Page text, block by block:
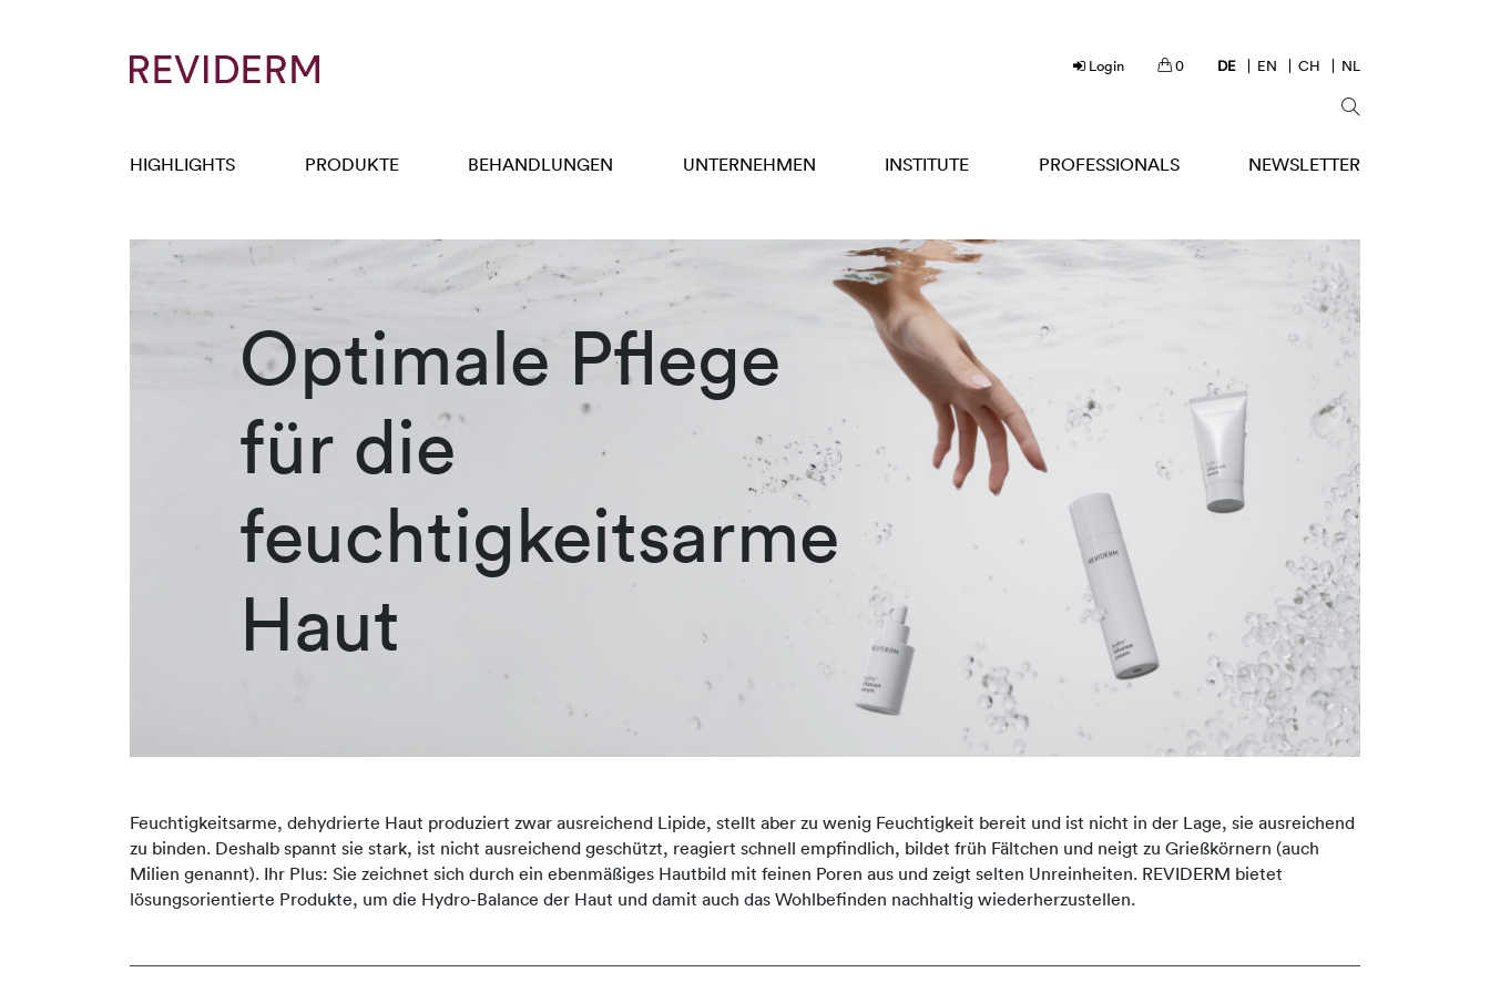
Login 0 DE EN CH NL
HIGHLIGHTS PRODUKTE BEHANDLUNGEN UNTERNEHMEN INSTITUTE PROFESSIONALS NEWSLETTER
Optimale Pflege
für die
feuchtigkeitsarme
Haut
Feuchtigkeitsarme, dehydrierte Haut produziert zwar ausreichend Lipide, stellt aber zu wenig Feuchtigkeit bereit und ist nicht in der Lage, sie ausreichend
zu binden. Deshalb spannt sie stark, ist nicht ausreichend geschützt, reagiert schnell empfindlich, bildet früh Fältchen und neigt zu Grießkörnern (auch
Milien genannt). Ihr Plus: Sie zeichnet sich durch ein ebenmäßiges Hautbild mit feinen Poren aus und zeigt selten Unreinheiten. REVIDERM bietet
lösungsorientierte Produkte, um die Hydro-Balance der Haut und damit auch das Wohlbefinden nachhaltig wiederherzustellen.